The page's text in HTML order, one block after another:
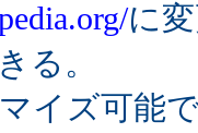
に
る。
イズ可能